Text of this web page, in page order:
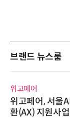
브랜드 뉴스룸
위고페어
위고페어, 서울
환(AX) 지원사